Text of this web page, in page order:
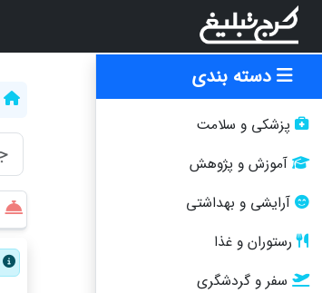
دسته بندی
پزشکی و سلامت
آموزش و پژوهش
آرایشی و بهداشتی
رستوران و غذا
سفر و گردشگری